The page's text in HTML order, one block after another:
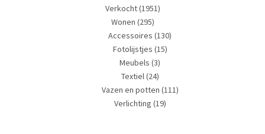
Verkocht(1951)
Wonen (295)
Accessoires (130)
Fotolijstjes (15)
Meubels (3)
Textiel(24)
Vazen en potten (111)
Verlichting (19)